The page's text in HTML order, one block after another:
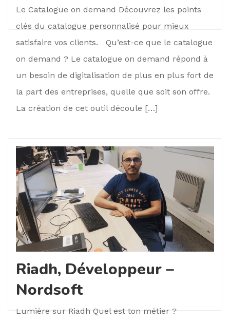
Le Catalogue on demand Découvrez les points
clés du catalogue personnalisé pour mieux
satisfaire vos clients. Qu’est-ce que le catalogue
on demand ? Le catalogue on demand répond à
un besoin de digitalisation de plus en plus fort de
la part des entreprises, quelle que soit son offre.
La création de cet outil découle […]
Riadh, Développeur –
Nordsoft
Lumière sur Riadh Quel est ton métier ?